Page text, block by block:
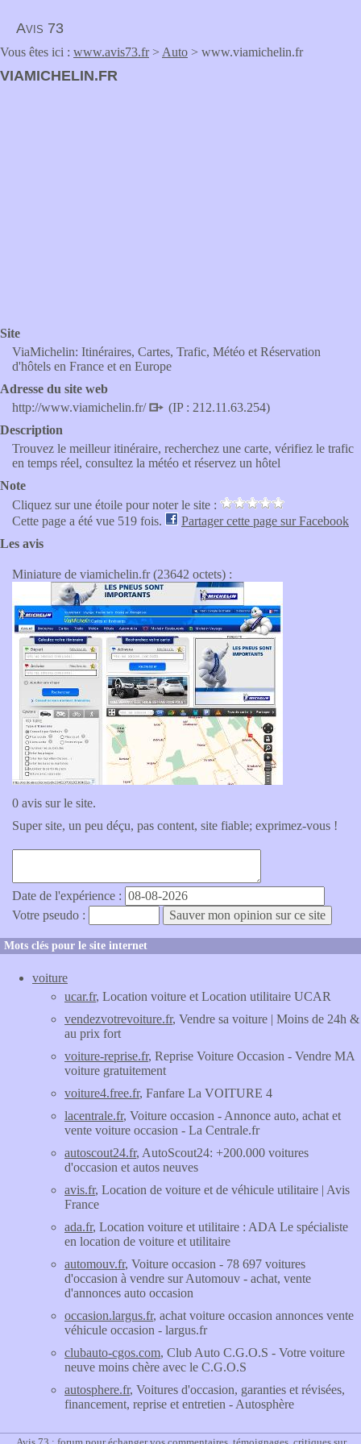
Avis 73
Vous êtes ici : www.avis73.fr> Auto > www.viamichelin.fr
VIAMICHELIN.FR
Site
ViaMichelin: Itinéraires, Cartes, Trafic, Météo et Réservation
d'hôtels en France et en Europe
Adresse du site web
http://www.viamichelin.fr/
(IP : 212.11.63.254)
Description
Trouvez le meilleur itinéraire, recherchez une carte, vérifiez le trafic
en temps réel, consultez la météo et réservez un hôtel
Note
Cliquez sur une étoile pour noter le site :
Cette page a été vue 519 fois.
Partager cette page sur Facebook
Les avis
Miniature de viamichelin.fr (23642 octets) :
0 avis sur le site.
Super site, un peu déçu, pas content, site fiable; exprimez-vous !
Date de l'expérience :
Votre pseudo :
Mots clés pour le site internet
voiture
ucar.fr, Location voiture et Location utilitaire UCAR
vendezvotrevoiture.fr, Vendre sa voiture | Moins de 24h &
au prix fort
voiture-reprise.fr, Reprise Voiture Occasion - Vendre MA
voiture gratuitement
voiture4.free.fr, Fanfare La VOITURE 4
lacentrale.fr, Voiture occasion - Annonce auto, achat et
vente voiture occasion - La Centrale.fr
autoscout24.fr, AutoScout24: +200.000 voitures
d'occasion et autos neuves
avis.fr, Location de voiture et de véhicule utilitaire | Avis
France
ada.fr, Location voiture et utilitaire : ADA Le spécialiste
en location de voiture et utilitaire
automouv.fr, Voiture occasion - 78 697 voitures
d'occasion à vendre sur Automouv - achat, vente
d'annonces auto occasion
occasion.largus.fr, achat voiture occasion annonces vente
véhicule occasion - largus.fr
clubauto-cgos.com, Club Auto C.G.O.S - Votre voiture
neuve moins chère avec le C.G.O.S
autosphere.fr, Voitures d'occasion, garanties et révisées,
financement, reprise et entretien - Autosphère